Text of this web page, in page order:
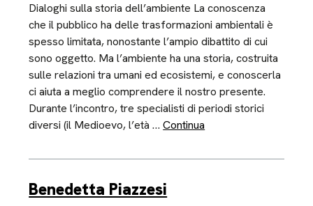
Dialoghi sulla storia dell’ambiente La conoscenza
che il pubblico ha delle trasformazioni ambientali è
spesso limitata, nonostante l’ampio dibattito di cui
sono oggetto. Ma l’ambiente ha una storia, costruita
sulle relazioni tra umani ed ecosistemi, e conoscerla
ci aiuta a meglio comprendere il nostro presente.
Durante l’incontro, tre specialisti di periodi storici
diversi (il Medioevo, l’età …Continua
Benedetta Piazzesi